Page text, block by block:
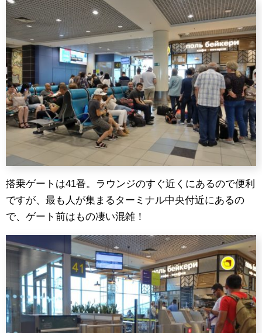
搭乗ゲートは41番。ラウンジのすぐ近くにあるので便利
ですが、最も人が集まるターミナル中央付近にあるの
で、ゲート前はもの凄い混雑！